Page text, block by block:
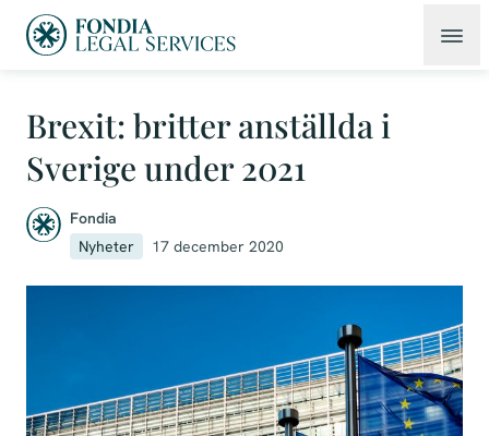
Brexit: britter anställda i
Sverige under 2021
Fondia
Nyheter
17 december 2020